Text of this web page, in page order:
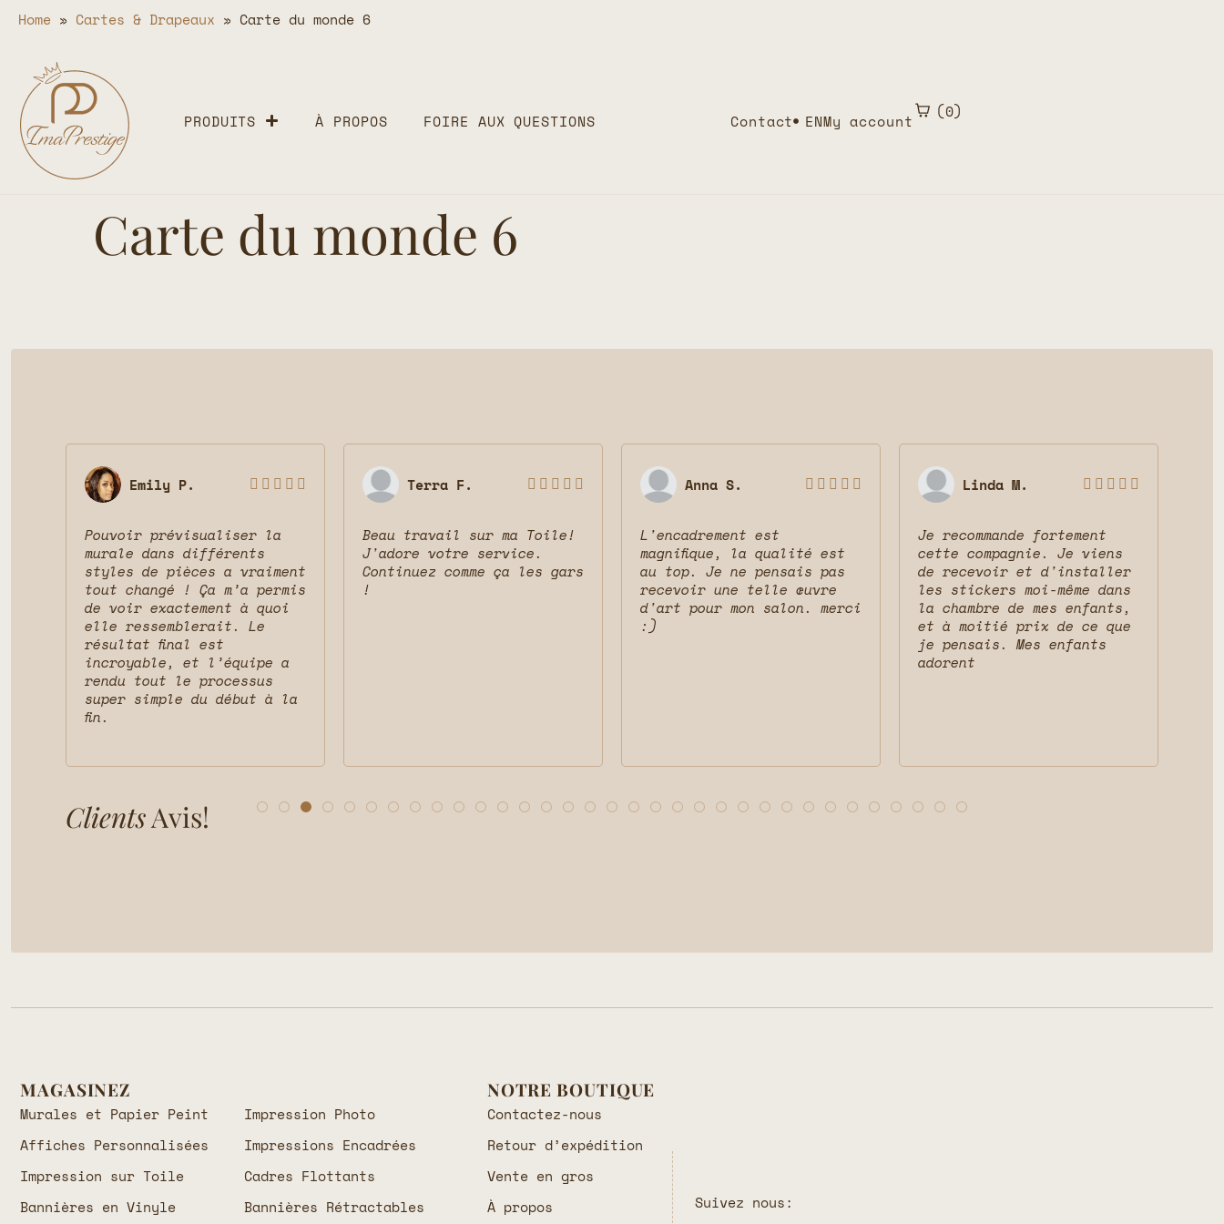
Home » Cartes & Drapeaux » Carte du monde 6
PRODUITS À PROPOS FOIRE AUX QUESTIONS Contact ENMy account 0
Carte du monde 6
Emily P.     
Pouvoir prévisualiser la
murale dans différents
styles de pièces a vraiment
tout changé ! Ça m’a permis
de voir exactement à quoi
elle ressemblerait. Le
résultat final est
incroyable, et l’équipe a
rendu tout le processus
super simple du début à la
fin.
Terra F.     
Beau travail sur ma Toile!
J'adore votre service.
Continuez comme ça les gars
!
Anna S.     
L'encadrement est
magnifique, la qualité est
au top. Je ne pensais pas
recevoir une telle œuvre
d'art pour mon salon. merci
:)
Linda M.     
Je recommande fortement
cette compagnie. Je viens
de recevoir et d'installer
les stickers moi-même dans
la chambre de mes enfants,
et à moitié prix de ce que
je pensais. Mes enfants
adorent
ClientsAvis!
MAGASINEZ
Murales et Papier Peint
Impression Photo
Affiches Personnalisées
Impressions Encadrées
Impression sur Toile
Cadres Flottants
Bannières en Vinyle
Bannières Rétractables
NOTRE BOUTIQUE
Contactez-nous
Retour d’expédition
Vente en gros
À propos
Suivez nous: